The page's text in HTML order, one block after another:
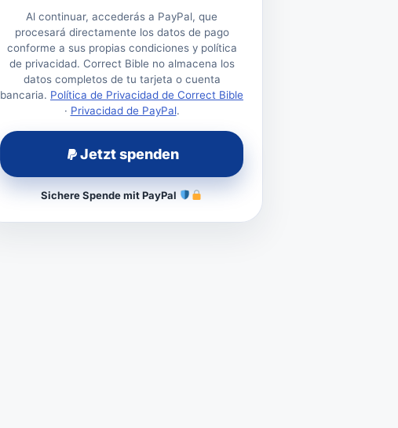
Al continuar, accederás a PayPal, que
procesará directamente los datos de pago
conforme a sus propias condiciones y política
de privacidad. Correct Bible no almacena los
datos completos de tu tarjeta o cuenta
bancaria. Política de Privacidad de Correct Bible
· Privacidad de PayPal.
Jetzt spenden
Sichere Spende mit PayPal